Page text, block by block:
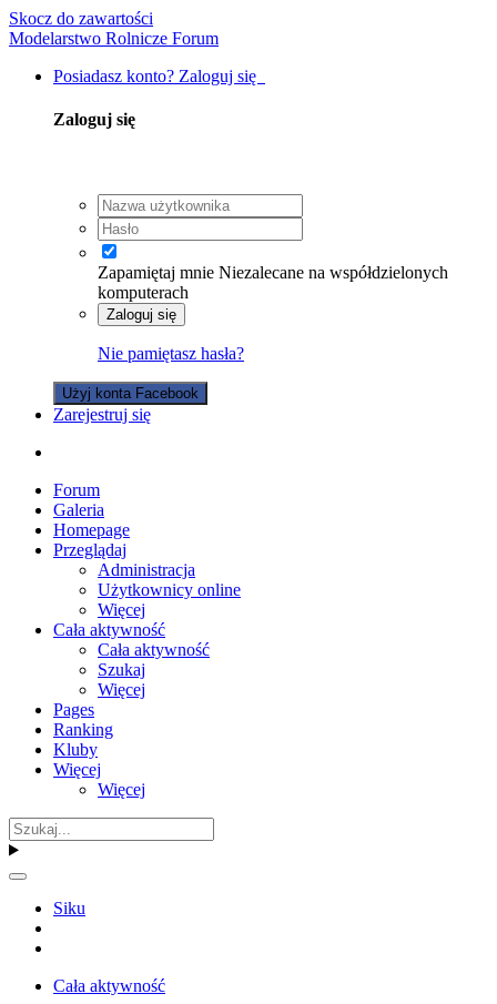
Skocz do zawartości
Modelarstwo Rolnicze Forum
Posiadasz konto? Zaloguj się
Zaloguj się
Zapamiętaj mnie Niezalecane na współdzielonych
komputerach
Zaloguj się
Nie pamiętasz hasła?
Użyj konta Facebook
Zarejestruj się
Forum
Galeria
Homepage
Przeglądaj
Administracja
Użytkownicy online
Więcej
Cała aktywność
Cała aktywność
Szukaj
Więcej
Pages
Ranking
Kluby
Więcej
Więcej
Siku
Cała aktywność